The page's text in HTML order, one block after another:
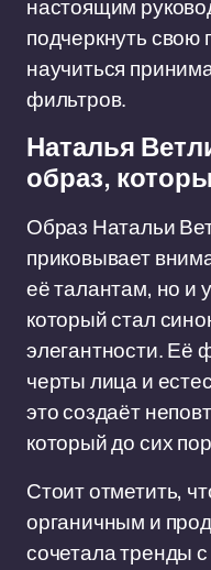
настоящим
подчеркнуть свою
научиться
фильтров.
Наталья
образ,
Образ Натальи
приковывает
её талантам, но и
который стал
элегантности. Её
черты лица и
это создаёт
который до сих
Стоит отметить,
органичным и
сочетала тренды